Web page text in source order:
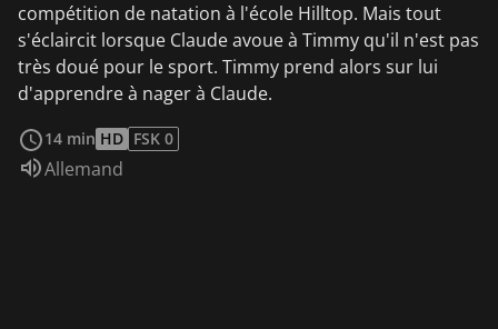
compétition de natation à l'école Hilltop. Mais tout
s'éclaircit lorsque Claude avoue à Timmy qu'il n'est pas
très doué pour le sport. Timmy prend alors sur lui
d'apprendre à nager à Claude.
14 min HD FSK 0
Audio :
Allemand